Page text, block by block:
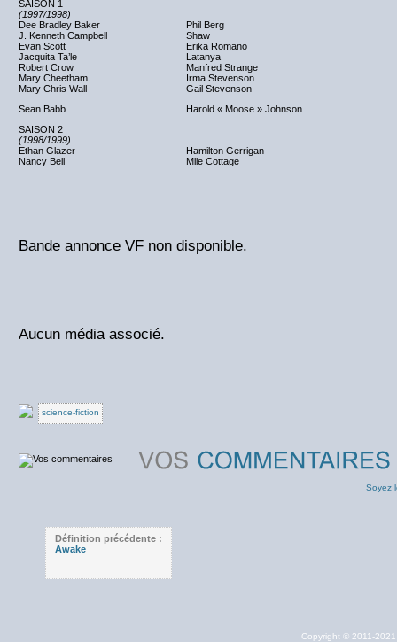
SAISON 1
(1997/1998)
Dee Bradley Baker
Phil Berg
J. Kenneth Campbell
Shaw
Evan Scott
Erika Romano
Jacquita Ta’le
Latanya
Robert Crow
Manfred Strange
Mary Cheetham
Irma Stevenson
Mary Chris Wall
Gail Stevenson
Sean Babb
Harold « Moose » Johnson
SAISON 2
(1998/1999)
Ethan Glazer
Hamilton Gerrigan
Nancy Bell
Mlle Cottage
Bande annonce VF non disponible.
Aucun média associé.
science-fiction
Soyez
Définition précédente :
Awake
Copyright © 2011-